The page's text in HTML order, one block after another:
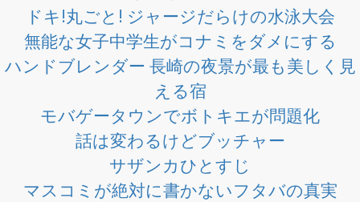
ドキ!丸ごと! ジャージだらけの水泳大会
無能な女子中学生がコナミをダメにする
ハンドブレンダー 長崎の夜景が最も美しく見
える宿
モバゲータウンでボトキエが問題化
話は変わるけどブッチャー
サザンカひとすじ
マスコミが絶対に書かないフタバの真実